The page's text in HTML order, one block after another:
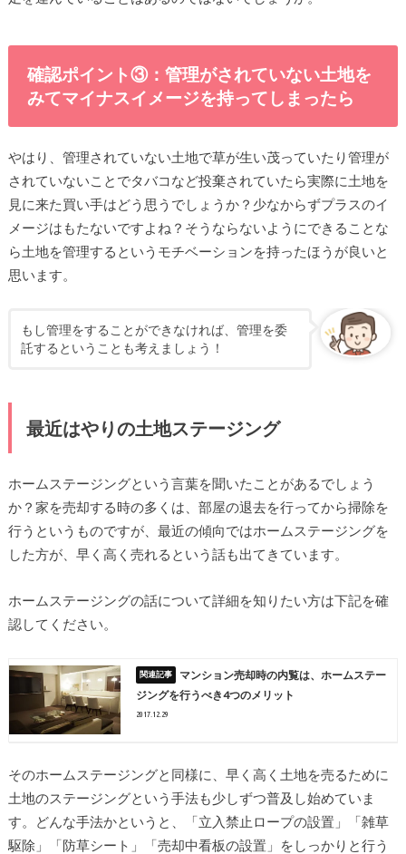
確認ポイント③：管理がされていない土地を
みてマイナスイメージを持ってしまったら
やはり、管理されていない土地で草が生い茂っていたり管理が
されていないことでタバコなど投棄されていたら実際に土地を
見に来た買い手はどう思うでしょうか？少なからずプラスのイ
メージはもたないですよね？そうならないようにできることな
ら土地を管理するというモチベーションを持ったほうが良いと
思います。
もし管理をすることができなければ、管理を委
託するということも考えましょう！
最近はやりの土地ステージング
ホームステージングという言葉を聞いたことがあるでしょう
か？家を売却する時の多くは、部屋の退去を行ってから掃除を
行うというものですが、最近の傾向ではホームステージングを
した方が、早く高く売れるという話も出てきています。
ホームステージングの話について詳細を知りたい方は下記を確
認してください。
マンション売却時の内覧は、ホームステー
ジングを行うべき4つのメリット
2017.12.29
そのホームステージングと同様に、早く高く土地を売るために
土地のステージングという手法も少しずつ普及し始めていま
す。どんな手法かというと、「立入禁止ロープの設置」「雑草
駆除」「防草シート」「売却中看板の設置」をしっかりと行う